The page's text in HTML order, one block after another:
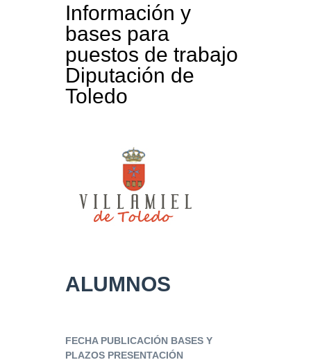
Información y
bases para
puestos de trabajo
Diputación de
Toledo
ALUMNOS
FECHA PUBLICACIÓN BASES Y
PLAZOS PRESENTACIÓN